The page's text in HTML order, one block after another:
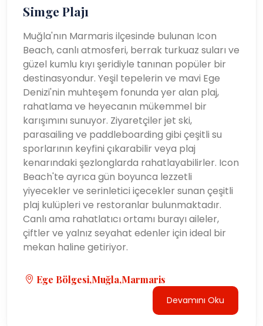
Simge Plajı
Muğla'nın Marmaris ilçesinde bulunan Icon
Beach, canlı atmosferi, berrak turkuaz suları ve
güzel kumlu kıyı şeridiyle tanınan popüler bir
destinasyondur. Yeşil tepelerin ve mavi Ege
Denizi'nin muhteşem fonunda yer alan plaj,
rahatlama ve heyecanın mükemmel bir
karışımını sunuyor. Ziyaretçiler jet ski,
parasailing ve paddleboarding gibi çeşitli su
sporlarının keyfini çıkarabilir veya plaj
kenarındaki şezlonglarda rahatlayabilirler. Icon
Beach'te ayrıca gün boyunca lezzetli
yiyecekler ve serinletici içecekler sunan çeşitli
plaj kulüpleri ve restoranlar bulunmaktadır.
Canlı ama rahatlatıcı ortamı burayı aileler,
çiftler ve yalnız seyahat edenler için ideal bir
mekan haline getiriyor.
Ege Bölgesi,Muğla,Marmaris
Devamını Oku